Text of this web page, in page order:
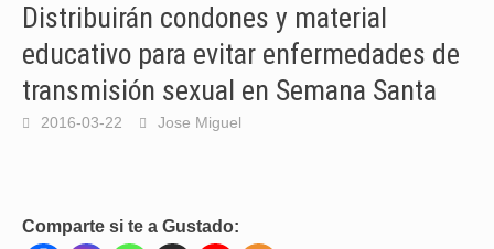
Distribuirán condones y material
educativo para evitar enfermedades de
transmisión sexual en Semana Santa
2016-03-22 Jose Miguel
Comparte si te a Gustado: